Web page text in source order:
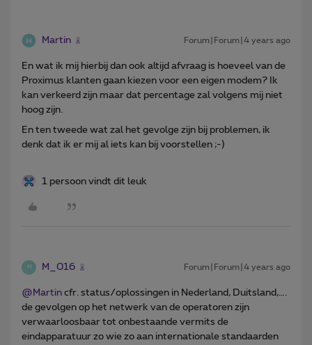
Martin Forum|Forum|4 years ago
En wat ik mij hierbij dan ook altijd afvraag is hoeveel van de
Proximus klanten gaan kiezen voor een eigen modem? Ik
kan verkeerd zijn maar dat percentage zal volgens mij niet
hoog zijn.
En ten tweede wat zal het gevolge zijn bij problemen, ik
denk dat ik er mij al iets kan bij voorstellen ;-)
1 persoon vindt dit leuk
M M_016 Forum|Forum|4 years ago
@Martin cfr. status/oplossingen in Nederland, Duitsland,….
de gevolgen op het netwerk van de operatoren zijn
verwaarloosbaar tot onbestaande vermits de
eindapparatuur zo wie zo aan internationale standaarden